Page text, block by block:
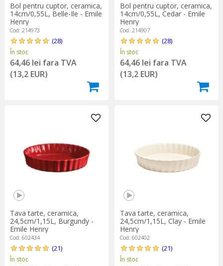
Bol pentru cuptor, ceramica,
14cm/0,55L, Belle-Ile - Emile
Henry
Cod: 214973
(28)
În stoc
64,46 lei fara TVA
(13,2 EUR)
Bol pentru cuptor, ceramica,
14cm/0,55L, Cedar - Emile
Henry
Cod: 214907
(28)
În stoc
64,46 lei fara TVA
(13,2 EUR)
Tava tarte, ceramica,
24,5cm/1,15L, Burgundy -
Emile Henry
Cod: 602434
(21)
În stoc
Tava tarte, ceramica,
24,5cm/1,15L, Clay - Emile
Henry
Cod: 602402
(21)
În stoc